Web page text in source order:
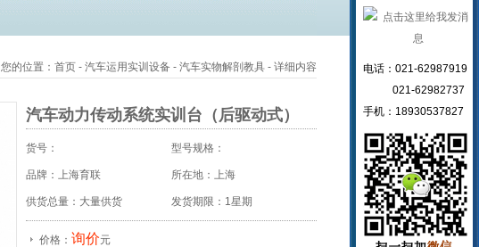
您的位置： 首页 - 汽车运用实训设备 - 汽车实物解剖教具 - 详细内容
汽车动力传动系统实训台（后驱动式）
货号： 型号规格：
品牌：上海育联 所在地：上海
供货总量：大量供货 发货期限：1星期
价格： 询价元
电话：021-62987919
021-62982737
手机：18930537827